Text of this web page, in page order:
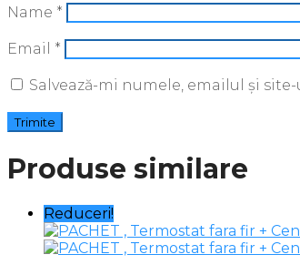
Name *
Email *
Salvează-mi numele, emailul și
Produse similare
Reduceri!